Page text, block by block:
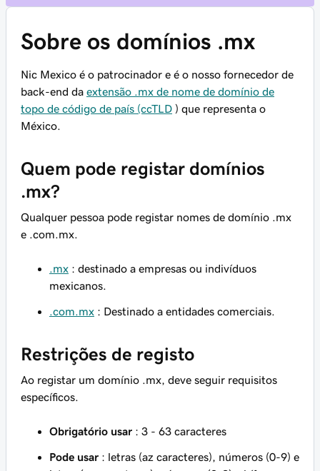
Sobre os domínios .mx
Nic Mexico é o patrocinador e é o nosso fornecedor de
back-end da extensão .mx de nome de domínio de
topo de código de país (ccTLD ) que representa o
México.
Quem pode registar domínios
.mx?
Qualquer pessoa pode registar nomes de domínio .mx
e .com.mx.
.mx : destinado a empresas ou indivíduos
mexicanos.
.com.mx : Destinado a entidades comerciais.
Restrições de registo
Ao registar um domínio .mx, deve seguir requisitos
específicos.
Obrigatório usar : 3 - 63 caracteres
Pode usar : letras (az caracteres), números (0-9) e